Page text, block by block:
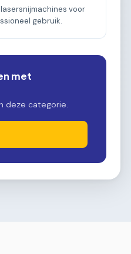
voor
gebruik.
met
deze categorie.